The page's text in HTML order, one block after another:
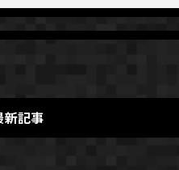
新記事